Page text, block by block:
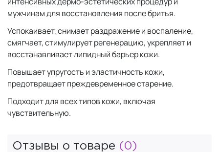
мужчинам для восстановления после бритья.
Успокаивает, снимает раздражение и воспаление,
смягчает, стимулирует регенерацию, укрепляет и
восстанавливает липидный барьер кожи.
Повышает упругость и эластичность кожи,
предотвращает преждевременное старение.
Подходит для всех типов кожи, включая
чувствительную.
Отзывы о товаре (0)